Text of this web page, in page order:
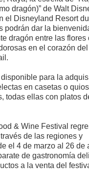
dragón)” de Walt
el Disneyland Resort
podrán dar la
dragón entre las flores
en el corazón del
para la
en casetas o
todas ellas con platos
& Wine Festival
de las regiones y
el 4 de marzo al 26 de
de gastronomía
a la venta del